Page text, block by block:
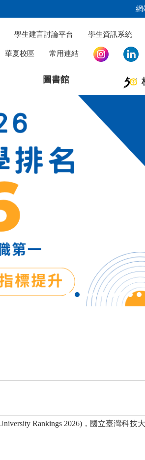
網
學生建言討論平台 學生資訊系統
華夏校區 常用連結
圖書館
Rankings 2026)，國立臺灣科技